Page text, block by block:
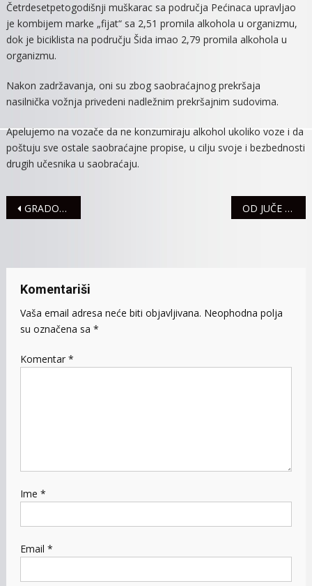
Četrdesetpetogodišnji muškarac sa područja Pećinaca upravljao
je kombijem marke „fijat“ sa 2,51 promila alkohola u organizmu,
dok je biciklista na području Šida imao 2,79 promila alkohola u
organizmu.
Nakon zadržavanja, oni su zbog saobraćajnog prekršaja
nasilnička vožnja privedeni nadležnim prekršajnim sudovima.
Apelujemo na vozače da ne konzumiraju alkohol ukoliko voze i da
poštuju sve ostale saobraćajne propise, u cilju svoje i bezbednosti
drugih učesnika u saobraćaju.
Navigacija
GRADONAČELNICA SREMSKE MITROVICE URUČILA POLICIJSKOJ UPRAVI APARAT ZA TESTIRANJE NA NARKOTIKE OD JUČE U SREMU REGISTROVANE TRI SAOBRAĆAJNE NEZGODE
Komentariši
Vaša email adresa neće biti objavljivana. Neophodna polja
su označena sa *
Komentar *
Ime *
Email *